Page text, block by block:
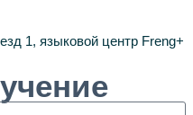
1, языковой центр Freng+